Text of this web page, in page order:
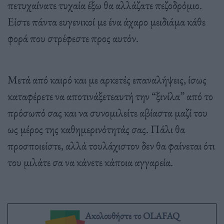
πετυχαίνατε τυχαία έξω θα αλλάζατε πεζοδρόμιο.
Είστε πάντα ευγενικοί με ένα άχαρο μειδιάμα κάθε
φορά που στρέφεστε προς αυτόν.
Μετά από καιρό και με αρκετές επαναλήψεις, ίσως
καταφέρετε να αποτινάξετεαυτή την “ξινίλα” από το
πρόσωπό σας και να συνομιλείτε αβίαστα μαζί του
ως μέρος της καθημερινότητάς σας. Πάλι θα
προσποιείστε, αλλά τουλάχιστον δεν θα φαίνεται ότι
του μιλάτε σα να κάνετε κάποια αγγαρεία.
Ακολουθήστε το OLAFAQ